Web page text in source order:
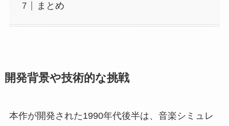
まとめ
開発背景や技術的な挑戦
本作が開発された1990年代後半は、音楽シミュレ